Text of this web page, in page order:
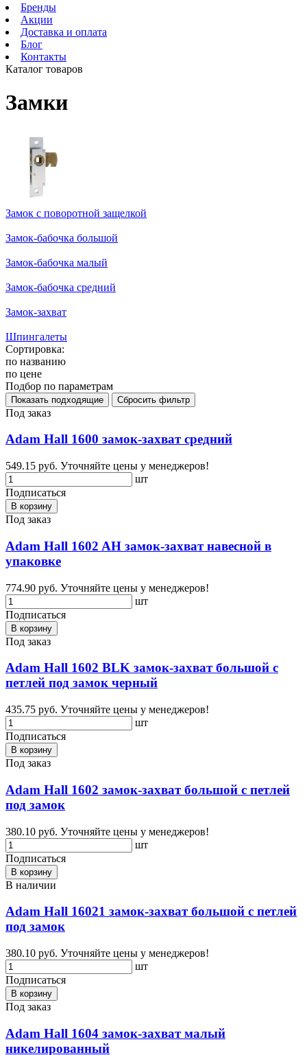
Бренды
Акции
Доставка и оплата
Блог
Контакты
Каталог товаров
Замки
Замок с поворотной защелкой
Замок-бабочка большой
Замок-бабочка малый
Замок-бабочка средний
Замок-захват
Шпингалеты
Сортировка:
по названию
по цене
Подбор по параметрам
Под заказ
Adam Hall 1600 замок-захват средний
549.15 руб. Уточняйте цены у менеджеров!
шт
Подписаться
В корзину
Под заказ
Adam Hall 1602 AH замок-захват навесной в
упаковке
774.90 руб. Уточняйте цены у менеджеров!
шт
Подписаться
В корзину
Под заказ
Adam Hall 1602 BLK замок-захват большой с
петлей под замок черный
435.75 руб. Уточняйте цены у менеджеров!
шт
Подписаться
В корзину
Под заказ
Adam Hall 1602 замок-захват большой с петлей
под замок
380.10 руб. Уточняйте цены у менеджеров!
шт
Подписаться
В корзину
В наличии
Adam Hall 16021 замок-захват большой с петлей
под замок
380.10 руб. Уточняйте цены у менеджеров!
шт
Подписаться
В корзину
Под заказ
Adam Hall 1604 замок-захват малый
никелированный